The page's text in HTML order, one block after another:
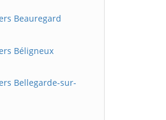
Beauregard
Béligneux
Bellegarde-sur-